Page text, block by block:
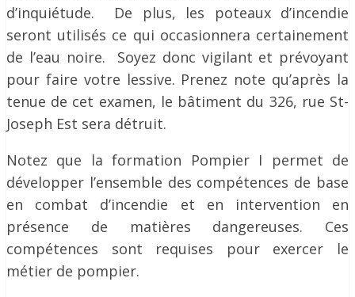
d’inquiétude. De plus, les poteaux d’incendie
seront utilisés ce qui occasionnera certainement
de l’eau noire. Soyez donc vigilant et prévoyant
pour faire votre lessive. Prenez note qu’après la
tenue de cet examen, le bâtiment du 326, rue St-
Joseph Est sera détruit.
Notez que la formation Pompier I permet de
développer l’ensemble des compétences de base
en combat d’incendie et en intervention en
présence de matières dangereuses. Ces
compétences sont requises pour exercer le
métier de pompier.